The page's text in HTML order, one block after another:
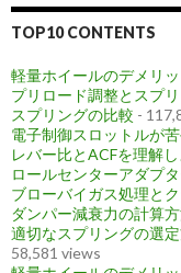
TOP10 CONTENTS
軽量ホイールのデメリ
プリロード調整とスプ
スプリングの比較 -
電子制御スロットルが苦
レバー比とACFを理解
ロールセンターアダプ
ブローバイガス処理と
ダンパー減衰力の計算
適切なスプリングの選
58,581 views